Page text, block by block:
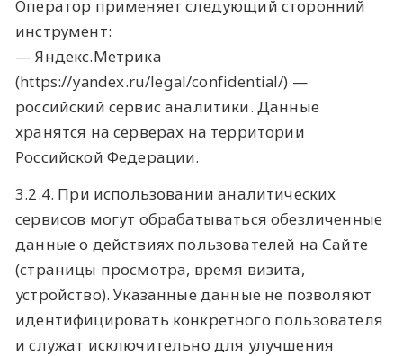
Оператор применяет следующий сторонний
инструмент:
— Яндекс.Метрика
(https://yandex.ru/legal/confidential/) —
российский сервис аналитики. Данные
хранятся на серверах на территории
Российской Федерации.
3.2.4. При использовании аналитических
сервисов могут обрабатываться обезличенные
данные о действиях пользователей на Сайте
(страницы просмотра, время визита,
устройство). Указанные данные не позволяют
идентифицировать конкретного пользователя
и служат исключительно для улучшения